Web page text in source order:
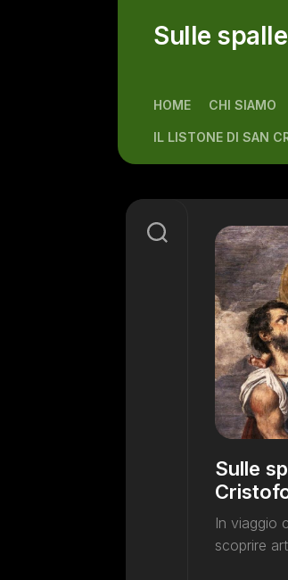
Sulle
HOME CHI SIAMO
IL LISTONE DI SAN
Sulle
In viaggio
scoprire